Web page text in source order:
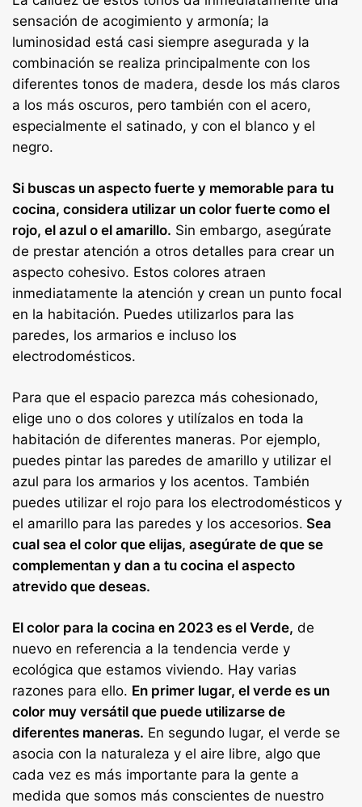
sensación de acogimiento y armonía; la
luminosidad está casi siempre asegurada y la
combinación se realiza principalmente con los
diferentes tonos de madera, desde los más claros
a los más oscuros, pero también con el acero,
especialmente el satinado, y con el blanco y el
negro.
Si buscas un aspecto fuerte y memorable para tu
cocina, considera utilizar un color fuerte como el
rojo, el azul o el amarillo. Sin embargo, asegúrate
de prestar atención a otros detalles para crear un
aspecto cohesivo. Estos colores atraen
inmediatamente la atención y crean un punto focal
en la habitación. Puedes utilizarlos para las
paredes, los armarios e incluso los
electrodomésticos.
Para que el espacio parezca más cohesionado,
elige uno o dos colores y utilízalos en toda la
habitación de diferentes maneras. Por ejemplo,
puedes pintar las paredes de amarillo y utilizar el
azul para los armarios y los acentos. También
puedes utilizar el rojo para los electrodomésticos y
el amarillo para las paredes y los accesorios. Sea
cual sea el color que elijas, asegúrate de que se
complementan y dan a tu cocina el aspecto
atrevido que deseas.
El color para la cocina en 2023 es el Verde, de
nuevo en referencia a la tendencia verde y
ecológica que estamos viviendo. Hay varias
razones para ello. En primer lugar, el verde es un
color muy versátil que puede utilizarse de
diferentes maneras. En segundo lugar, el verde se
asocia con la naturaleza y el aire libre, algo que
cada vez es más importante para la gente a
medida que somos más conscientes de nuestro